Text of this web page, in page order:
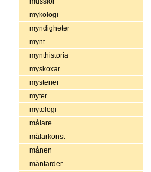
mykologi
myndigheter
mynt
mynthistoria
myskoxar
mysterier
myter
mytologi
målare
målarkonst
månen
månfärder